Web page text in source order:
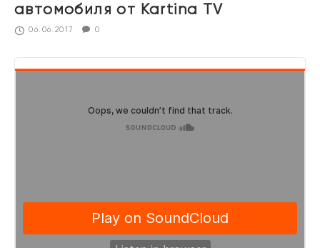
автомобиля от Kartina TV
06.06.2017 0